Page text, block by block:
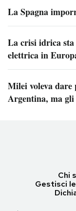
La Spagna
La crisi idrica
elettrica in
Milei voleva
Argentina, ma gli
Chi
Gestisci